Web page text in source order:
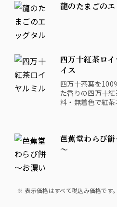
龍のたまごの
四万十紅茶ロイヤルミルクティーア
イス
四万十茶葉を100
た香りの四万十
料・無着色で紅
芭蕉堂わらび餅～お濃い茶アイス添え
～
表示価格はすべて税込み価格です。